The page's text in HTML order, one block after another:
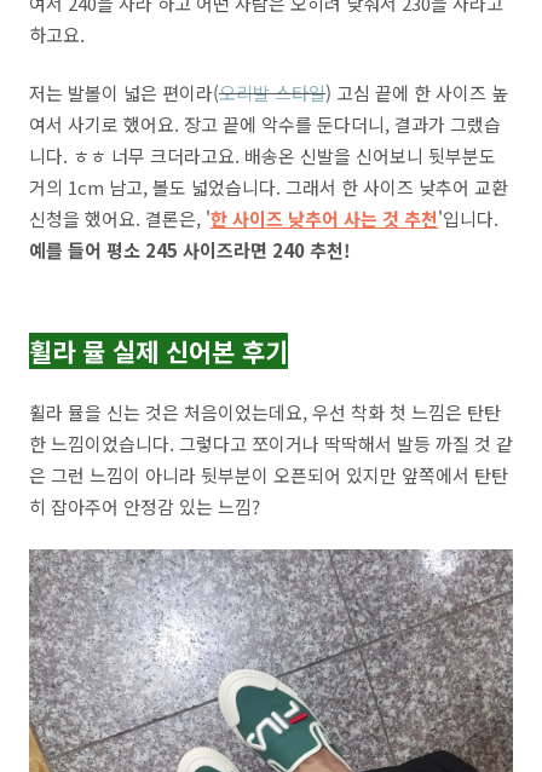
하고요.
저는 발볼이 넓은 편이라(오리발 스타일) 고심 끝에 한 사이즈 높
여서 사기로 했어요. 장고 끝에 악수를 둔다더니, 결과가 그랬습
니다. ㅎㅎ 너무 크더라고요. 배송온 신발을 신어보니 뒷부분도
거의 1cm 남고, 볼도 넓었습니다. 그래서 한 사이즈 낮추어 교환
신청을 했어요. 결론은, '한 사이즈 낮추어 사는 것 추천'입니다.
예를 들어 평소 245 사이즈라면 240 추천!
휠라 뮬 실제 신어본 후기
휠라 뮬을 신는 것은 처음이었는데요, 우선 착화 첫 느낌은 탄탄
한 느낌이었습니다. 그렇다고 쪼이거나 딱딱해서 발등 까질 것 같
은 그런 느낌이 아니라 뒷부분이 오픈되어 있지만 앞쪽에서 탄탄
히 잡아주어 안정감 있는 느낌?